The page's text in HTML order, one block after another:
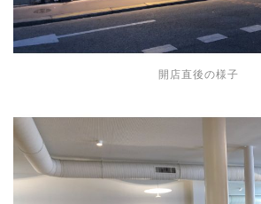
開店直後の様子